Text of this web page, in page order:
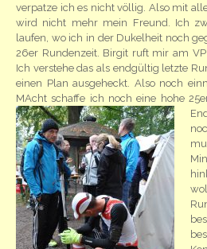
verpatze ich es nicht völlig. Also mit
wird nicht mehr mein Freund. Ich
laufen, wo ich in der Dukelheit noch
26er Rundenzeit. Birgit ruft mir am VP
Ich verstehe das als endgültig letzte
einen Plan ausgeheckt. Also noch
MAcht schaffe ich noch eine hohe